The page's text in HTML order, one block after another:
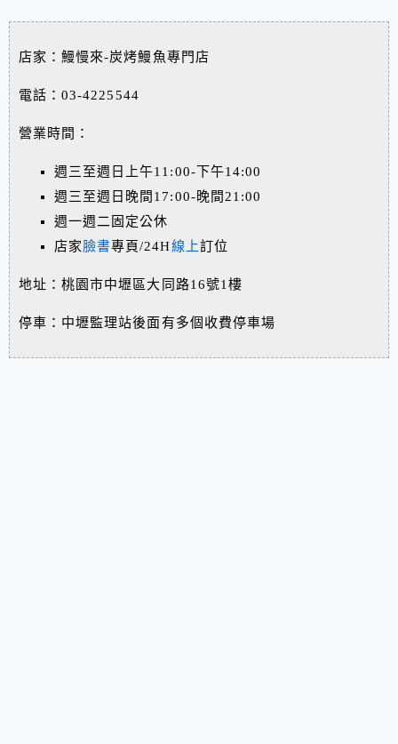
店家：鰻慢來-炭烤鰻魚專門店
電話：03-4225544
營業時間：
週三至週日上午11:00-下午14:00
週三至週日晚間17:00-晚間21:00
週一週二固定公休
店家臉書專頁/24H線上訂位
地址：桃園市中壢區大同路16號1樓
停車：中壢監理站後面有多個收費停車場